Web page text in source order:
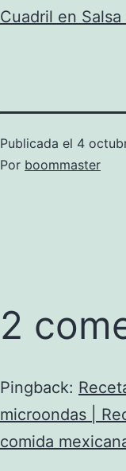
Cuadril en
Publicada el 4
Por boommaster
2
Pingback:
microondas |
comida